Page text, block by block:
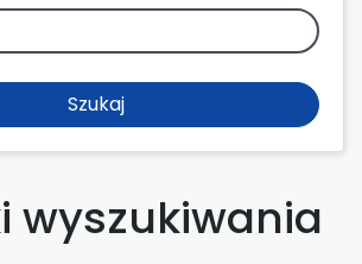
Szukaj
wyszukiwania